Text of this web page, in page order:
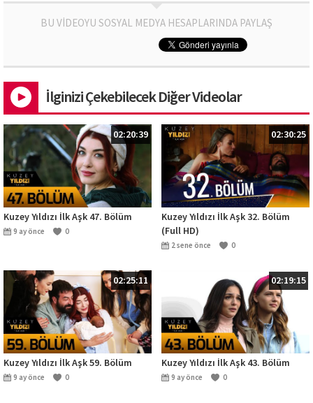
BU VİDEOYU SOSYAL MEDYA HESAPLARINDA PAYLAŞ
İlginizi Çekebilecek Diğer Videolar
02:20:39
Kuzey Yıldızı İlk Aşk 47. Bölüm
9 ay önce 0
02:30:25
Kuzey Yıldızı İlk Aşk 32. Bölüm
(Full HD)
2 sene önce 0
02:25:11
Kuzey Yıldızı İlk Aşk 59. Bölüm
9 ay önce 0
02:19:15
Kuzey Yıldızı İlk Aşk 43. Bölüm
9 ay önce 0